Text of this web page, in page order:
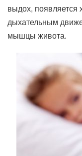
выдох, появляется
дыхательным
мышцы живота.